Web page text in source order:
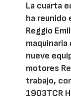
La cuarta
ha reunido
Reggio
nueve
motores
trabajo,
1903TCR